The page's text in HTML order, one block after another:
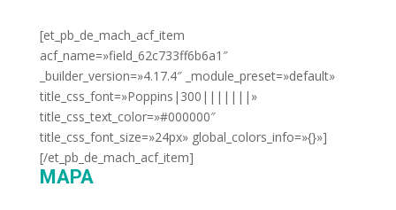
[et_pb_de_mach_acf_item
acf_name=»field_62c733ff6b6a1″
_builder_version=»4.17.4″ _module_preset=»default»
title_css_font=»Poppins|300|||||||»
title_css_text_color=»#000000″
title_css_font_size=»24px» global_colors_info=»{}»]
[/et_pb_de_mach_acf_item]
MAPA